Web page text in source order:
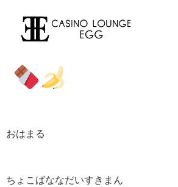
おはまる
ちょこばななだいすきまん